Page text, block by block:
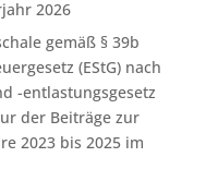
2026
gemäß § 39b
(EStG) nach
-entlastungsgesetz
der Beiträge zur
2023 bis 2025 im